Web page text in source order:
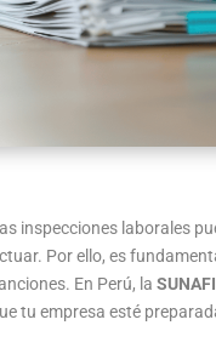
inspecciones laborales
Por ello, es
En Perú, la
tu empresa esté